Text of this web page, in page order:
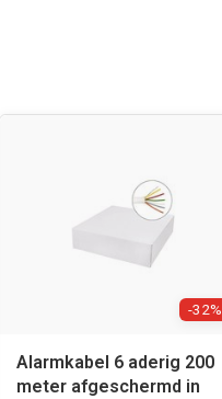
-32%
Alarmkabel 6 aderig 200
meter afgeschermd in